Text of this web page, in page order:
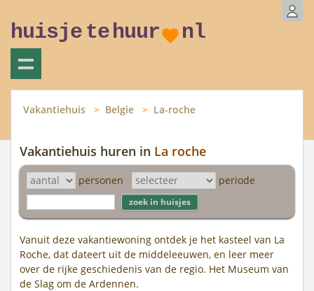
huisje tehuur nl
Vakantiehuis Belgie La-roche
Vakantiehuis huren in La roche
personen periode
Vanuit deze vakantiewoning ontdek je het kasteel van La
Roche, dat dateert uit de middeleeuwen, en leer meer
over de rijke geschiedenis van de regio. Het Museum van
de Slag om de Ardennen.